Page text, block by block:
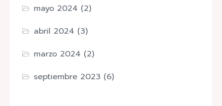
mayo 2024 (2)
abril 2024 (3)
marzo 2024 (2)
septiembre 2023 (6)